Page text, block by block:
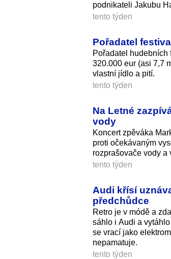
podnikateli Jakubu
tento týden
Pořadatel
Pořadatel hudebních
320.000 eur (asi 7,7
vlastní jídlo a pití.
tento týden
Na Letné
vody
Koncert zpěváka
proti očekávaným
rozprašovače vody a
tento týden
Audi křísí
předchůdce
Retro je v módě a
sáhlo i Audi a
se vrací jako
nepamatuje.
tento týden